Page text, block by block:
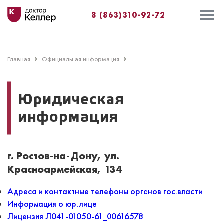
8 (863)310-92-72
Главная Официальная информация
Юридическая
информация
г. Ростов-на-Дону, ул.
Красноармейская, 134
Адреса и контактные телефоны органов гос.власти
Информация о юр.лице
Лицензия Л041-01050-61_00616578